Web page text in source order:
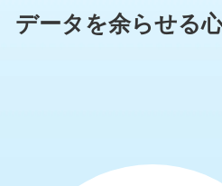
データを余らせる